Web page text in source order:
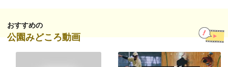
おすすめの
公園みどころ動画